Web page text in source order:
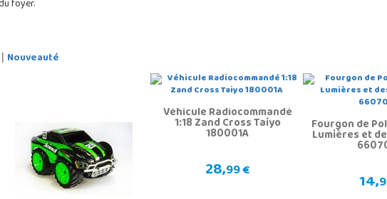
foyer.
Nouveauté
Véhicule Radiocommandé
1:18 Zand Cross Taiyo
180001A
28,99 €
Fourgon de
Lumières et
14,